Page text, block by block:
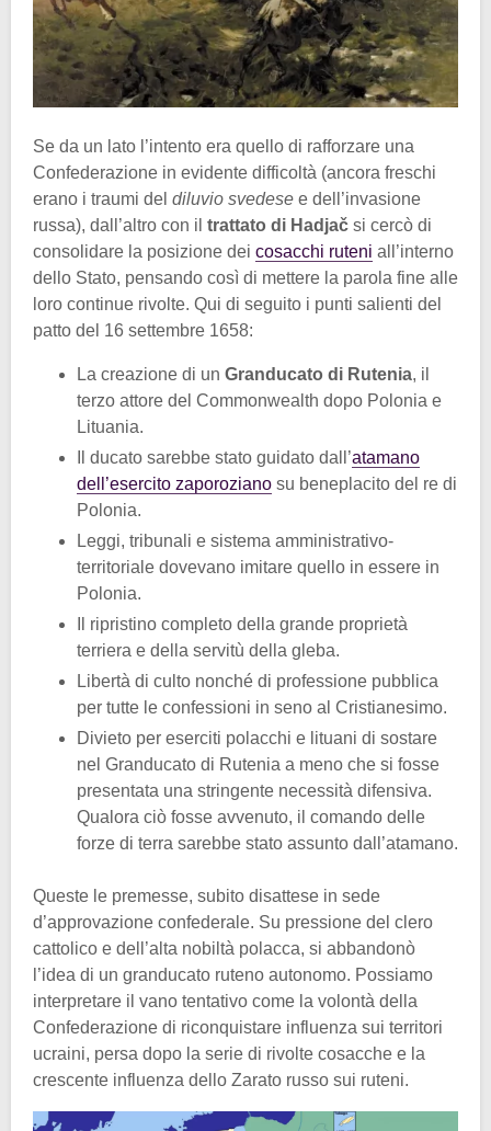
Se da un lato l’intento era quello di rafforzare una
Confederazione in evidente difficoltà (ancora freschi
erano i traumi del diluvio svedese e dell’invasione
russa), dall’altro con il trattato di Hadjač si cercò di
consolidare la posizione dei cosacchi ruteni all’interno
dello Stato, pensando così di mettere la parola fine alle
loro continue rivolte. Qui di seguito i punti salienti del
patto del 16 settembre 1658:
La creazione di un Granducato di Rutenia, il
terzo attore del Commonwealth dopo Polonia e
Lituania.
Il ducato sarebbe stato guidato dall’atamano
dell’esercito zaporoziano su beneplacito del re di
Polonia.
Leggi, tribunali e sistema amministrativo-
territoriale dovevano imitare quello in essere in
Polonia.
Il ripristino completo della grande proprietà
terriera e della servitù della gleba.
Libertà di culto nonché di professione pubblica
per tutte le confessioni in seno al Cristianesimo.
Divieto per eserciti polacchi e lituani di sostare
nel Granducato di Rutenia a meno che si fosse
presentata una stringente necessità difensiva.
Qualora ciò fosse avvenuto, il comando delle
forze di terra sarebbe stato assunto dall’atamano.
Queste le premesse, subito disattese in sede
d’approvazione confederale. Su pressione del clero
cattolico e dell’alta nobiltà polacca, si abbandonò
l’idea di un granducato ruteno autonomo. Possiamo
interpretare il vano tentativo come la volontà della
Confederazione di riconquistare influenza sui territori
ucraini, persa dopo la serie di rivolte cosacche e la
crescente influenza dello Zarato russo sui ruteni.